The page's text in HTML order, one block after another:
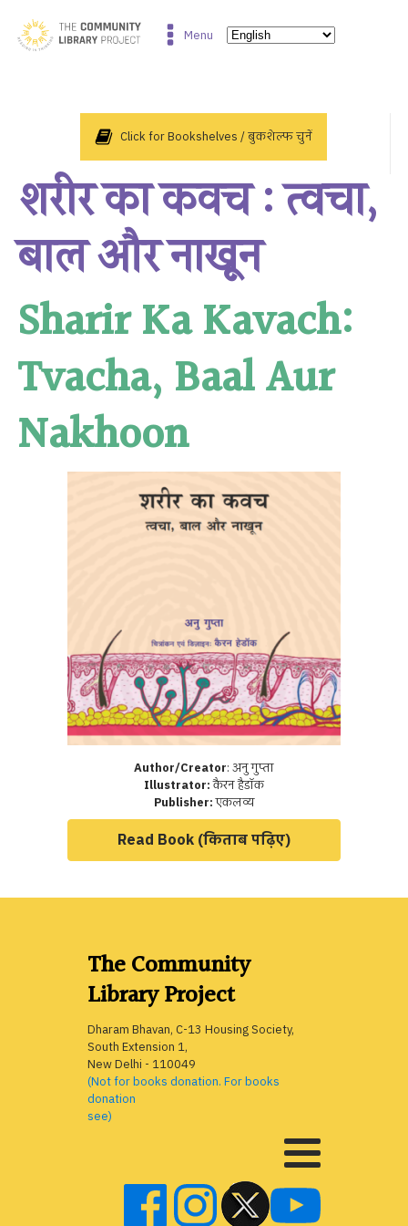
Menu
Click for Bookshelves / बुकशेल्फ चुनें
शरीर का कवच : त्वचा,
बाल और नाखून
Sharir Ka Kavach:
Tvacha, Baal Aur
Nakhoon
Author/Creator: अनु गुप्ता
Illustrator: कैरन हैडॉक
Publisher:एकलव्य
Read Book (किताब पढ़िए)
The Community
Library Project
Dharam Bhavan, C-13 Housing Society,
South Extension 1,
New Delhi - 110049
(Not for books donation. For books
donation
see)